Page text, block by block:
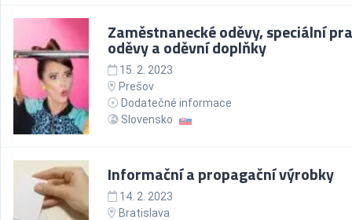
Zaměstnanecké oděvy, speciální
oděvy a oděvní doplňky
15. 2. 2023
Prešov
Dodatečné informace
Slovensko
Informační a propagační výrobky
14. 2. 2023
Bratislava